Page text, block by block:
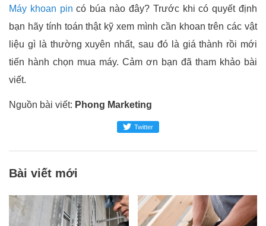
Máy khoan pin có búa nào đây? Trước khi có quyết định
bạn hãy tính toán thật kỹ xem mình cần khoan trên các vật
liệu gì là thường xuyên nhất, sau đó là giá thành rồi mới
tiến hành chọn mua máy. Cảm ơn bạn đã tham khảo bài
viết.
Twitter
Nguồn bài viết: Phong Marketing
Bài viết mới